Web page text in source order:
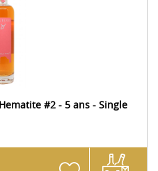
#2 - 5 ans - Single